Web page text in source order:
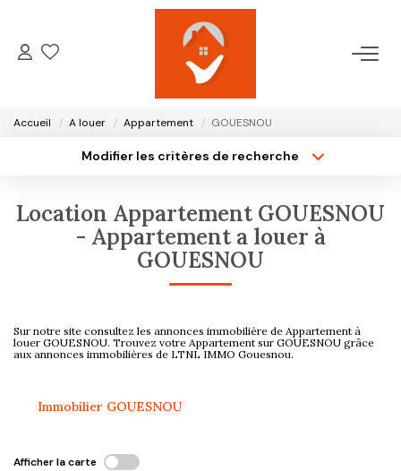
ACCUEIL
LOCATIONS
ESTIMATION
CONTACT
Accueil A louer Appartement GOUESNOU
Modifier les critères de recherche
Sélectionnez...
Type de bien
Surface min
Location Appartement GOUESNOU
- Appartement a louer à
GOUESNOU
Sur notre site consultez les annonces immobilière de Appartement à
louer GOUESNOU. Trouvez votre Appartement sur GOUESNOU grâce
aux annonces immobilières de LTNL IMMO Gouesnou.
Immobilier GOUESNOU
Afficher la carte